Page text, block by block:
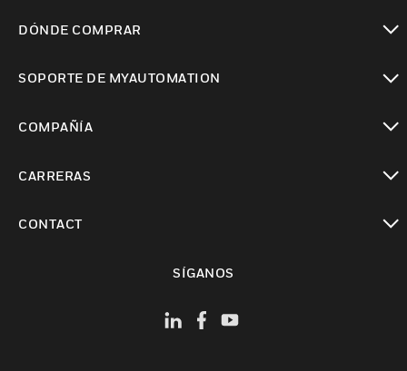
DÓNDE COMPRAR
SOPORTE DE MYAUTOMATION
COMPAÑÍA
CARRERAS
CONTACT
SÍGANOS